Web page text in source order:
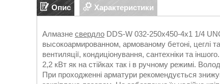
Опис Характеристики
Алмазне свердло DDS-W 032-250x450-4x1 1/4
высокоармированном, армованому бетоні, цеглі
вентиляції, кондиціонування, сантехніки та
2,2 кВт як на стійках так і в ручному режимі.
При проходженні арматури рекомендується